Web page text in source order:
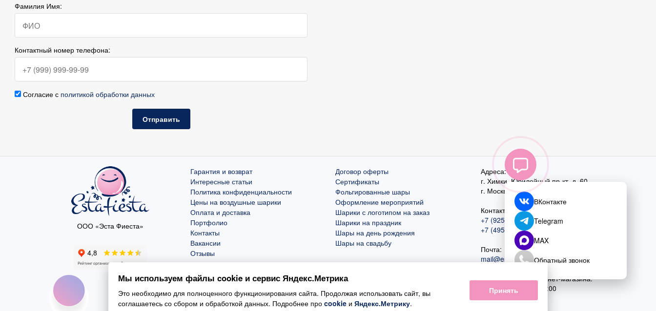
Фамилия Имя:
Контактный номер телефона:
Согласие с политикой обработки данных
Отправить
ООО «Эста Фиеста»
Гарантия и возврат
Интересные статьи
Политика конфиденциальности
Цены на воздушные шарики
Оплата и доставка
Портфолио
Контакты
Вакансии
Отзывы
Договор оферты
Сертификаты
Фольгированные шары
Оформление мероприятий
Шарики с логотипом на заказ
Шарики на праздник
Шары на день рождения
Шары на свадьбу
Адреса:
г. Химки, Юбилейный пр-кт, д. 60
г. Москва,ул. Перовская, д. 59
Контактный номер:
+7 (925) 585-74-27
+7 (495) 970-44-75
Почта:
mail@esta-fiesta.ru
Режим работы интернет-магазина:
ПН-ВС с 09:00 до 21:00
ВКонтакте
Telegram
MAX
Обратный звонок
Мы используем файлы cookie и сервис Яндекс.Метрика
Это необходимо для полноценного функционирования сайта. Продолжая использовать сайт, вы
соглашаетесь со сбором и обработкой данных. Подробнее про cookie и Яндекс.Метрику.
Принять